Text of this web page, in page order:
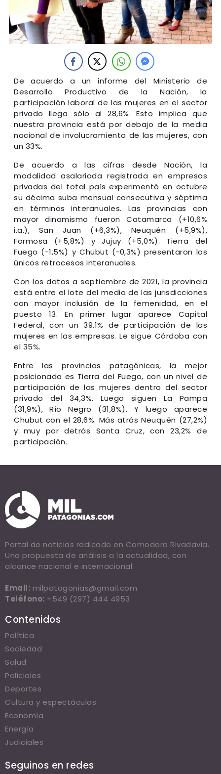
De acuerdo a un informe del Ministerio de
Desarrollo Productivo de la Nación, la
participación laboral de las mujeres en el sector
privado llega sólo al 28,6%. Esto implica que
nuestra provincia está por debajo de la media
nacional de involucramiento de las mujeres, con
un 33%.
De acuerdo a las cifras desde Nación, la
modalidad asalariada registrada en empresas
privadas del total país experimentó en octubre
su décima suba mensual consecutiva y séptima
en términos interanuales. Las provincias con
mayor dinamismo fueron Catamarca (+10,6%
i.a.), San Juan (+6,3%), Neuquén (+5,9%),
Formosa (+5,8%) y Jujuy (+5,0%). Tierra del
Fuego (-1,5%) y Chubut (-0,3%) presentaron los
únicos retrocesos interanuales.
Con los datos a septiembre de 2021, la provincia
está entre el lote del medio de las jurisdicciones
con mayor inclusión de la femenidad, en el
puesto 13. En primer lugar aparece Capital
Federal, con un 39,1% de participación de las
mujeres en las empresas. Le sigue Córdoba con
el 35%.
Entre las provincias patagónicas, la mejor
posicionada es Tierra del Fuego, con un nivel de
participación de las mujeres dentro del sector
privado del 34,3%. Luego siguen La Pampa
(31,9%), Río Negro (31,8%). Y luego aparece
Chubut con el 28,6%. Más atrás Neuquén (27,2%)
y muy por detrás Santa Cruz, con 23,2% de
participación.
Portal de noticias radicado en Comodoro Rivadavia.
Una propuesta de análisis a la actualidad, con
alcance nacional e internacional.
Email: milpatagonias@gmail.com
Teléfono: +549 (297) 444 4953
Contenidos
Política
Sociedad
Salud
Policiales
Deportes
Cultura y espectáculos
Economía
Energía
Judiciales
Seguinos en redes